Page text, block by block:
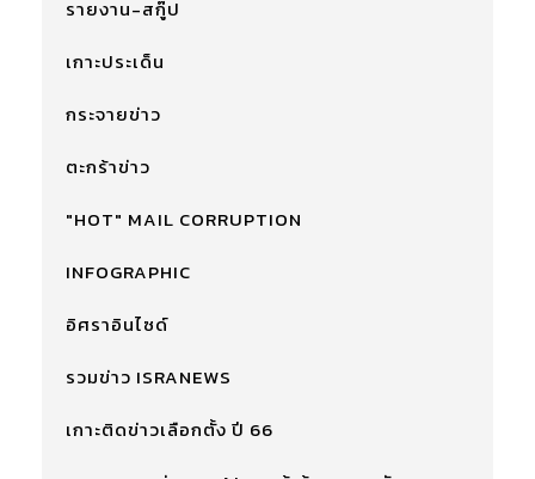
รายงาน-สกู๊ป
เกาะประเด็น
กระจายข่าว
ตะกร้าข่าว
"HOT" MAIL CORRUPTION
INFOGRAPHIC
อิศราอินไซด์
รวมข่าว ISRANEWS
เกาะติดข่าวเลือกตั้ง ปี 66